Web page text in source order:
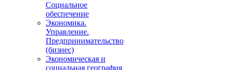
Социальное
обеспечение
Экономика.
Управление.
Предпринимательство
(бизнес)
Экономическая и
социальная география